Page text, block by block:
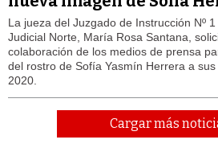
La jueza del Juzgado de Instrucción Nº
Judicial Norte, María Rosa Santana,
colaboración de los medios de prensa
del rostro de Sofía Yasmín Herrera a
2020.
Cargar más